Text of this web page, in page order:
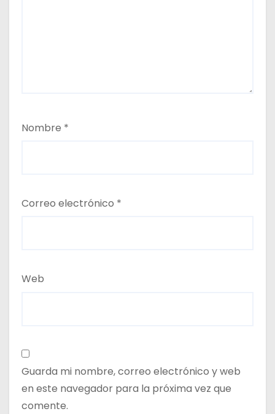
Nombre *
Correo electrónico *
Web
Guarda mi nombre, correo electrónico y web
en este navegador para la próxima vez que
comente.